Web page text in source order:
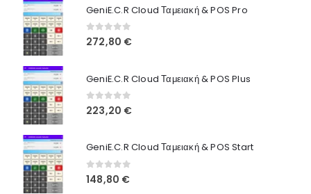
GeniE.C.R Cloud Ταμειακή & POS Pro
0out of 5
272,80 €
GeniE.C.R Cloud Ταμειακή & POS Plus
0out of 5
223,20 €
GeniE.C.R Cloud Ταμειακή & POS Start
0out of 5
148,80 €
Όροι Χρήσης
Τρόποι Αγοράς
Τρόποι Πληρωμής
Τρόποι Αποστολής
Ασφάλεια Πληρωμών
© INTEPROF 2025